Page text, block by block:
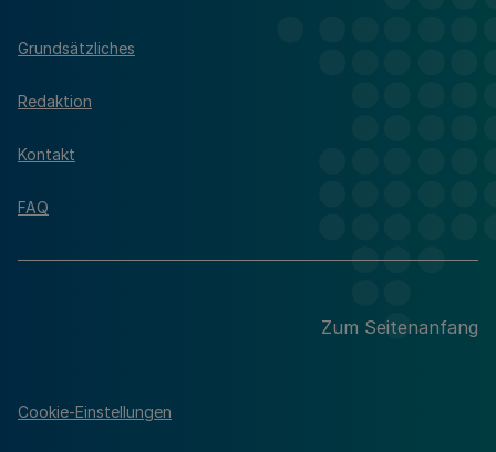
Grundsätzliches
Redaktion
Kontakt
FAQ
Zum Seitenanfang
Cookie-Einstellungen